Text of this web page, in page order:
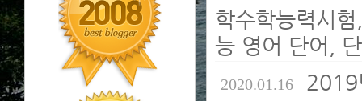
학수학능력시
능 영어 단어,
2020.01.16 2019